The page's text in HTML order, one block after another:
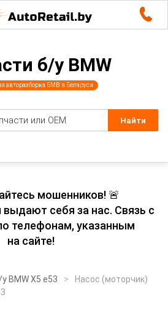
б/у BMW
авторазборка БМВ в Беларуси
мошенников! 🚨
себя за нас. Связь с
телефонам, указанным
на сайте!
BMW X5 e53
Насос (моторчик)